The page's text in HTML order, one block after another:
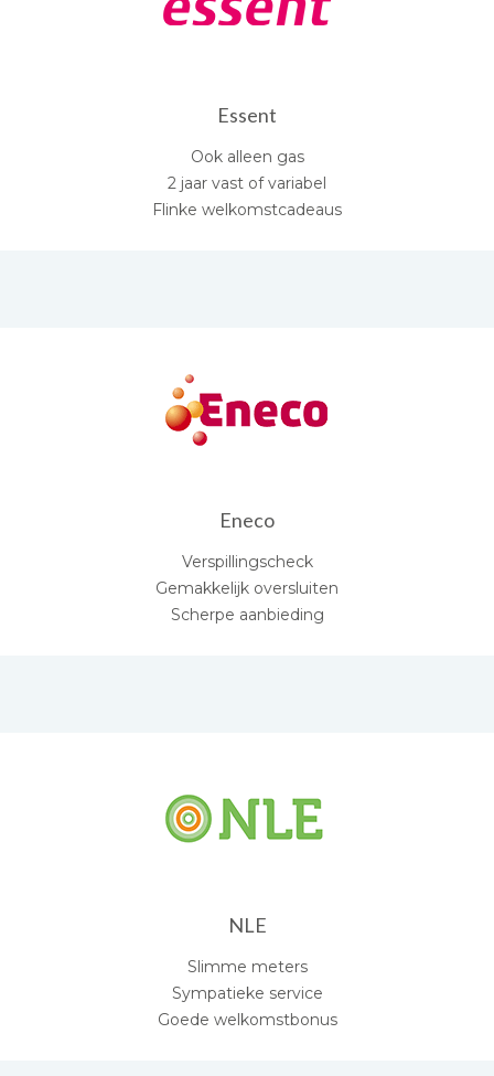
Essent
Ook alleen gas
2 jaar vast of variabel
Flinke welkomstcadeaus
Eneco
Verspillingscheck
Gemakkelijk oversluiten
Scherpe aanbieding
NLE
Slimme meters
Sympatieke service
Goede welkomstbonus